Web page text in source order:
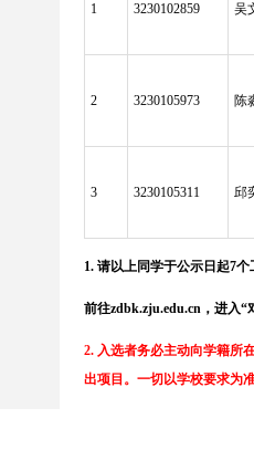
1 3230102859 吴
2 3230105973 陈
3 3230105311 邱
1. 请以上同学于公示日起7
前往zdbk.zju.edu.cn，进入
2. 入选者务必主动向学籍所
出项目。一切以学校要求为